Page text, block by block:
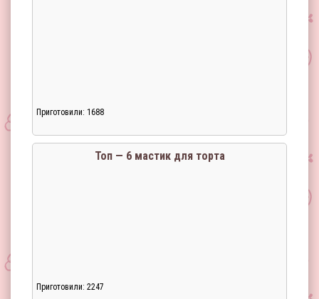
Приготовили: 1688
Топ — 6 мастик для торта
Приготовили: 2247